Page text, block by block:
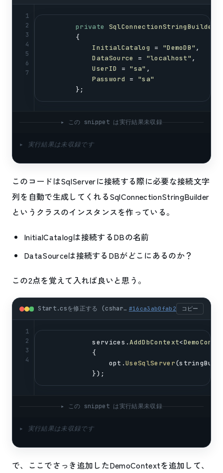
43
44
45
46
47
app.UseRouting();
app.UseAuthorization();
UseEndpoints(endpoints =>
endpoints .MapControllers
1
2
3
4
5
6
7
private SqlConnectionStringBuilder
        {
InitialCatalog
= "DemoDB" ,
DataSource
= "localhost" ,
UserID
= "sa" ,
Password
= "sa"
        };
▸ この snippet は実行結果未収録
▸ 実行結果は未収録です
このコードはSqlServerに接続する際に必要な接続文字
列を自動で生成してくれるSqlConnectionStringBuilder
というクラスのインスタンスを作っている。
InitialCatalogは接続するDBの名前
DataSourceは接続するDBがどこにあるのか？
この2点を覚えて入れば良いと思う。
Start.csを修正する (csharp) #16ca3ab0fab2 コピー
1
2
3
4
services .AddDbContext<
            {
opt .UseSqlServer(
            });
▸ この snippet は実行結果未収録
▸ 実行結果は未収録です
で、ここでさっき追加したDemoContextを追加して、